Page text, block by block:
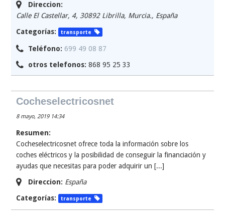
Direccion:
Calle El Castellar, 4, 30892 Librilla, Murcia., España
Categorías:
transporte
Teléfono: 699 49 08 87
otros telefonos: 868 95 25 33
Cocheselectricosnet
8 mayo, 2019 14:34
Resumen:
Cocheselectricosnet ofrece toda la información sobre los
coches eléctricos y la posibilidad de conseguir la financiación y
ayudas que necesitas para poder adquirir un [...]
Direccion: España
Categorías:
transporte